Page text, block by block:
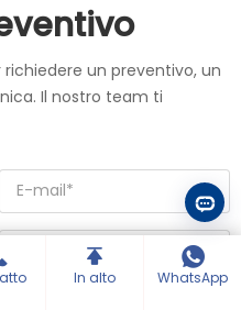
un preventivo, un
Il nostro team ti
In alto WhatsApp